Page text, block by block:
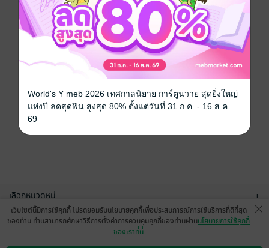
เลือกหมวดหมู่ +
บริการช่วยเหลือ
เว็บไซต์นี้มีการใช้คุกกี้ โปรดยอมรับนโยบายคุกกี้เพื่อประสบการณ์การใช้บริการที่ดีที่สุด
ของท่าน ท่านสามารถศึกษาวิธีการตั้งค่าการควบคุมคุกกี้ของท่านผ่านนโยบายการใช้คุกกี้
ของเราที่นี่
World's Y meb 2026 เทศกาลนิยาย การ์ตูนวาย สุดยิ่งใหญ่
แห่งปี ลดสุดฟิน สูงสุด 80% ตั้งแต่วันที่ 31 ก.ค. - 16 ส.ค.
69